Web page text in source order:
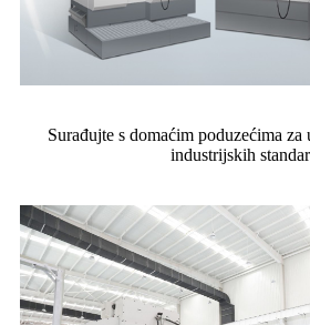
Surađujte s domaćim poduzećima
industrijskih